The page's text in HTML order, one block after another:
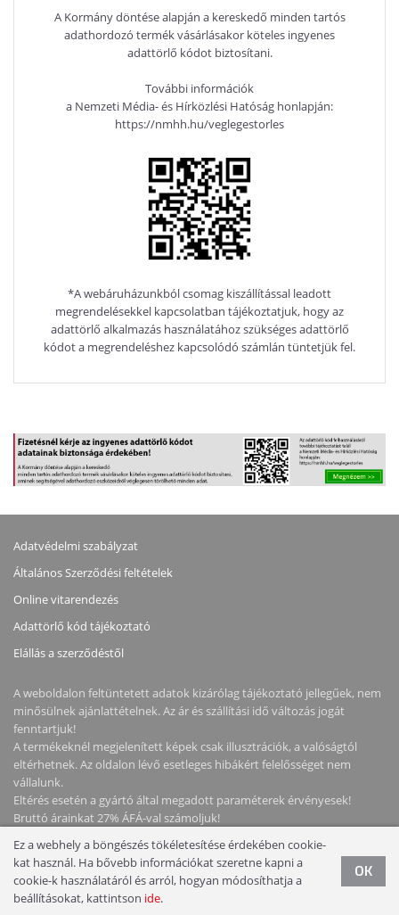
A Kormány döntése alapján a kereskedő minden tartós
adathordozó termék vásárlásakor köteles ingyenes
adattörlő kódot biztosítani.
További információk
a Nemzeti Média- és Hírközlési Hatóság honlapján:
https://nmhh.hu/veglegestorles
*A webáruházunkból csomag kiszállítással leadott
megrendelésekkel kapcsolatban tájékoztatjuk, hogy az
adattörlő alkalmazás használatához szükséges adattörlő
kódot a megrendeléshez kapcsolódó számlán tüntetjük fel.
Adatvédelmi szabályzat
Általános Szerződési feltételek
Online vitarendezés
Adattörlő kód tájékoztató
Elállás a szerződéstől
A weboldalon feltüntetett adatok kizárólag tájékoztató jellegűek, nem
minősülnek ajánlattételnek. Az ár és szállítási idő változás jogát
fenntartjuk!
A termékeknél megjelenített képek csak illusztrációk, a valóságtól
eltérhetnek. Az oldalon lévő esetleges hibákért felelősséget nem
vállalunk.
Eltérés esetén a gyártó által megadott paraméterek érvényesek!
Bruttó árainkat 27% ÁFÁ-val számoljuk!
Copyright © 2026 NotebookStore. Minden jog fenntartva!
Ez a webhely a böngészés tökéletesítése érdekében cookie-
kat használ. Ha bővebb információkat szeretne kapni a
cookie-k használatáról és arról, hogyan módosíthatja a
beállításokat, kattintson ide.
OK